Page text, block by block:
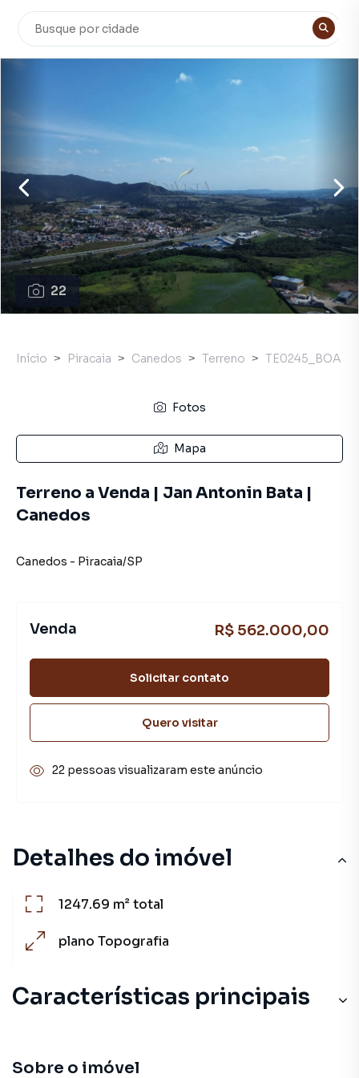
22
Detalhes do imóvel
1247.69 m²total
plano Topografia
Características principais
Sobre o imóvel
Início Piracaia Canedos Terreno TE0245_BOA
Fotos
Mapa
Terreno a Venda | Jan Antonin Bata |
Canedos
Canedos - Piracaia/SP
Venda R$ 562.000,00
Solicitar contato
Quero visitar
22 pessoas visualizaram este anúncio